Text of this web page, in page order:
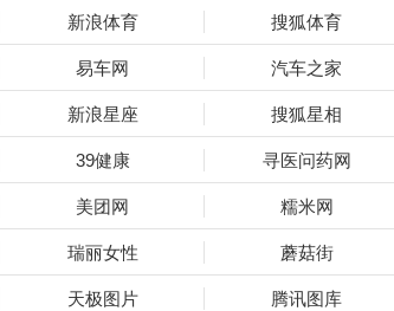
新浪体育 搜狐体育
易车网 汽车之家
新浪星座 搜狐星相
39健康 寻医问药网
美团网 糯米网
瑞丽女性 蘑菇街
天极图片 腾讯图库